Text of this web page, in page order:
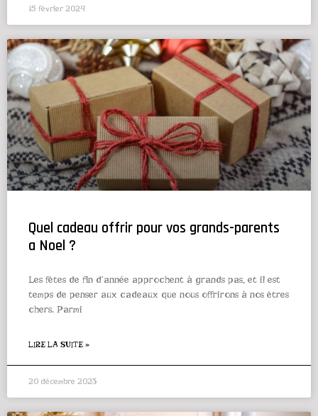
15 février 2024
Quel cadeau offrir pour vos grands-parents
a Noel ?
Les fêtes de fin d’année approchent à grands pas, et il est
temps de penser aux cadeaux que nous offrirons à nos êtres
chers. Parmi
LIRE LA SUITE »
20 décembre 2023